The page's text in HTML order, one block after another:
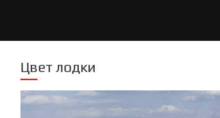
Цвет лодки